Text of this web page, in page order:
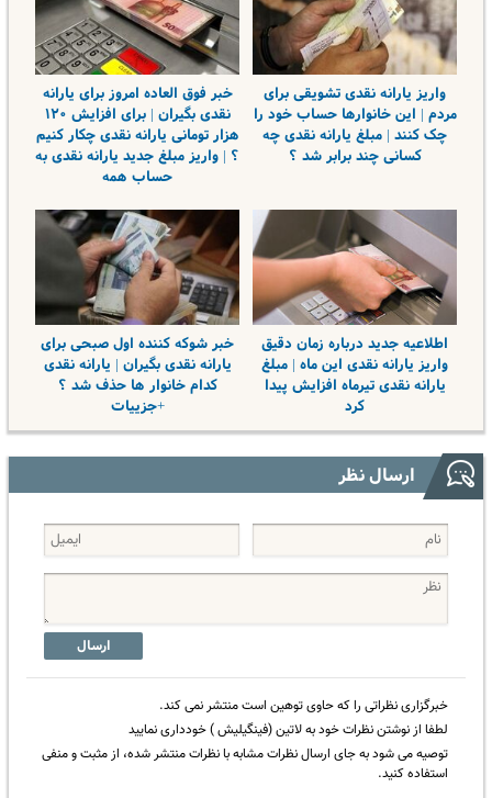
واریز یارانه نقدی تشویقی برای
مردم | این خانوارها حساب خود را
چک کنند | مبلغ یارانه نقدی چه
کسانی چند برابر شد ؟
خبر فوق العاده امروز برای یارانه
نقدی بگیران | برای افزایش ۱۲۰
هزار تومانی یارانه نقدی چکار کنیم
؟ | واریز مبلغ جدید یارانه نقدی به
حساب همه
اطلاعیه جدید درباره زمان دقیق
واریز یارانه نقدی این ماه | مبلغ
یارانه نقدی تیرماه افزایش پیدا
کرد
خبر شوکه کننده اول صبحی برای
یارانه نقدی بگیران | یارانه نقدی
کدام خانوار ها حذف شد ؟
+جزییات
ارسال نظر
ارسال
خبرگزاری نظراتی را که حاوی توهین است منتشر نمی کند.
لطفا از نوشتن نظرات خود به لاتین (فینگیلیش ) خودداری نمایید
توصیه می شود به جای ارسال نظرات مشابه با نظرات منتشر شده، از مثبت و منفی
استفاده کنید.